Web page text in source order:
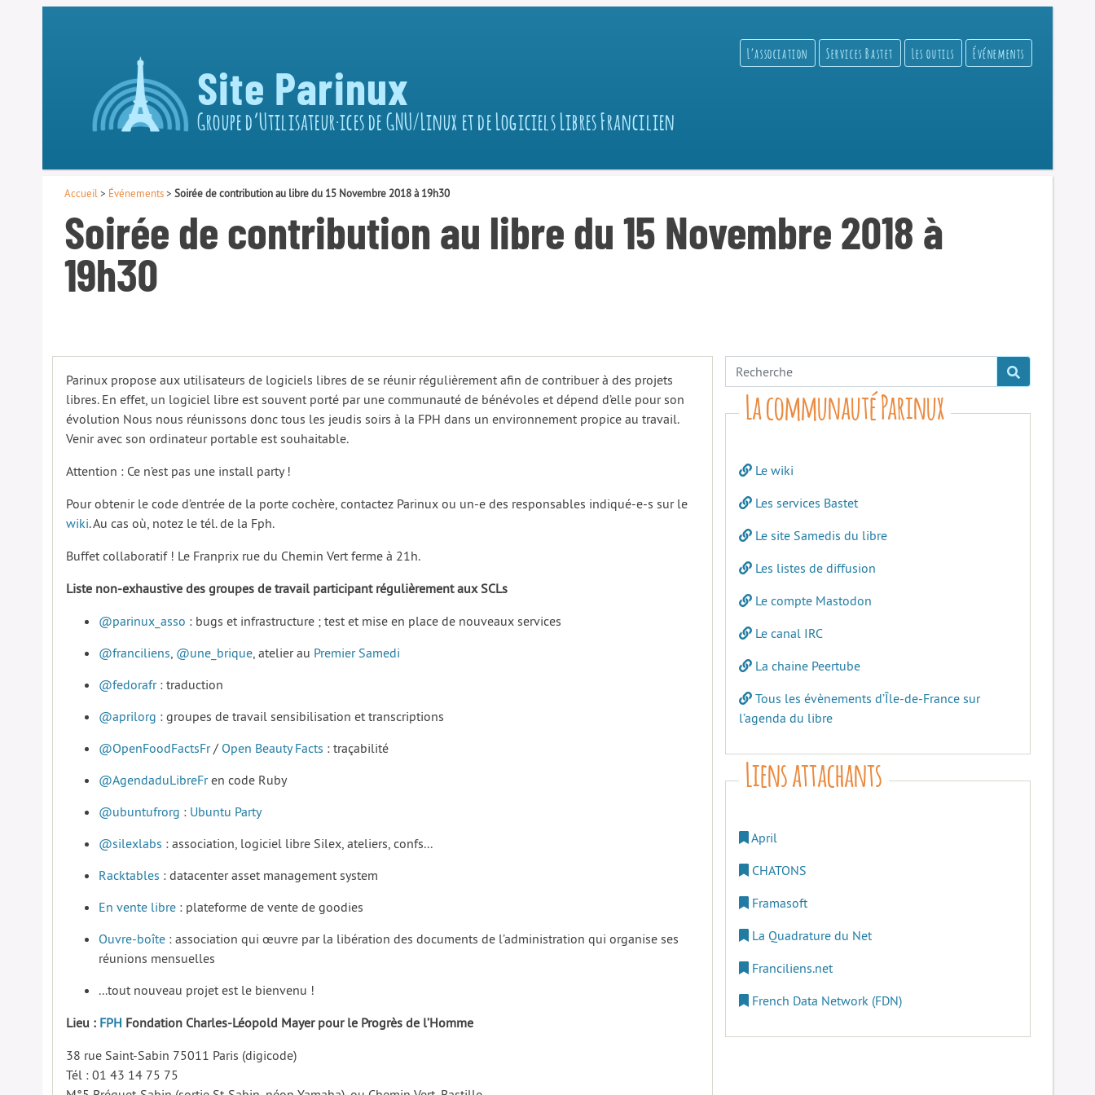
Site Parinux
Groupe d’Utilisateur·ices de GNU/Linux et de Logiciels Libres Francilien
L’association Services Bastet Les outils Événements
Accueil > Événements> Soirée de contribution au libre du 15 Novembre 2018 à 19h30
Soirée de contribution au libre du 15 Novembre 2018 à
19h30
Parinux propose aux utilisateurs de logiciels libres de se réunir régulièrement afin de contribuer à des projets
libres. En effet, un logiciel libre est souvent porté par une communauté de bénévoles et dépend d’elle pour son
évolution Nous nous réunissons donc tous les jeudis soirs à la FPH dans un environnement propice au travail.
Venir avec son ordinateur portable est souhaitable.
Attention : Ce n’est pas une install party !
Pour obtenir le code d’entrée de la porte cochère, contactez Parinux ou un-e des responsables indiqué-e-s sur le
wiki. Au cas où, notez le tél. de la Fph.
Buffet collaboratif ! Le Franprix rue du Chemin Vert ferme à 21h.
Liste non-exhaustive des groupes de travail participant régulièrement aux SCLs
@parinux_asso : bugs et infrastructure ; test et mise en place de nouveaux services
@franciliens, @une_brique, atelier au Premier Samedi
@fedorafr: traduction
@aprilorg : groupes de travail sensibilisation et transcriptions
@OpenFoodFactsFr/ Open Beauty Facts : traçabilité
@AgendaduLibreFren code Ruby
@ubuntufrorg : Ubuntu Party
@silexlabs : association, logiciel libre Silex, ateliers, confs...
Racktables : datacenter asset management system
En vente libre : plateforme de vente de goodies
Ouvre-boîte : association qui œuvre par la libération des documents de l’administration qui organise ses
réunions mensuelles
...tout nouveau projet est le bienvenu !
Lieu : FPH Fondation Charles-Léopold Mayer pour le Progrès de l’Homme
38 rue Saint-Sabin 75011 Paris (digicode)
Tél : 01 43 14 75 75
La communauté Parinux
Le wiki
Les services Bastet
Le site Samedis du libre
Les listes de diffusion
Le compte Mastodon
Le canal IRC
La chaine Peertube
Tous les évènements d’Île-de-France sur
l’agenda du libre
Liens attachants
April
CHATONS
Framasoft
La Quadrature du Net
Franciliens.net
French Data Network (FDN)